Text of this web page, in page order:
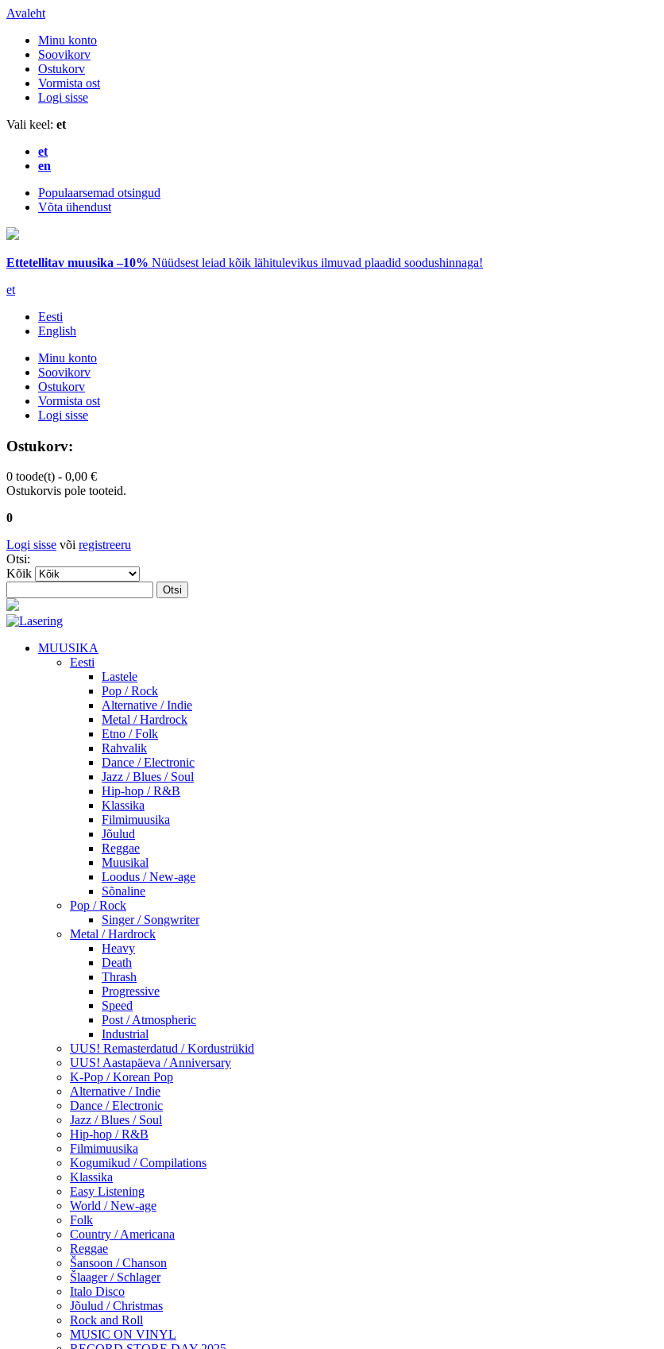
Avaleht
Minu konto
Soovikorv
Ostukorv
Vormista ost
Logi sisse
Vali keel: et
et
en
Populaarsemad otsingud
Võta ühendust
Ettetellitav muusika –10% Nüüdsest leiad kõik lähitulevikus ilmuvad plaadid soodushinnaga!
et
Eesti
English
Minu konto
Soovikorv
Ostukorv
Vormista ost
Logi sisse
Ostukorv:
0 toode(t) - 0,00 €
Ostukorvis pole tooteid.
0
Logi sisse või registreeru
Otsi:
Kõik
Otsi
MUUSIKA
Eesti
Lastele
Pop / Rock
Alternative / Indie
Metal / Hardrock
Etno / Folk
Rahvalik
Dance / Electronic
Jazz / Blues / Soul
Hip-hop / R&B
Klassika
Filmimuusika
Jõulud
Reggae
Muusikal
Loodus / New-age
Sõnaline
Pop / Rock
Singer / Songwriter
Metal / Hardrock
Heavy
Death
Thrash
Progressive
Speed
Post / Atmospheric
Industrial
UUS! Remasterdatud / Kordustrükid
UUS! Aastapäeva / Anniversary
K-Pop / Korean Pop
Alternative / Indie
Dance / Electronic
Jazz / Blues / Soul
Hip-hop / R&B
Filmimuusika
Kogumikud / Compilations
Klassika
Easy Listening
World / New-age
Folk
Country / Americana
Reggae
Šansoon / Chanson
Šlaager / Schlager
Italo Disco
Jõulud / Christmas
Rock and Roll
MUSIC ON VINYL